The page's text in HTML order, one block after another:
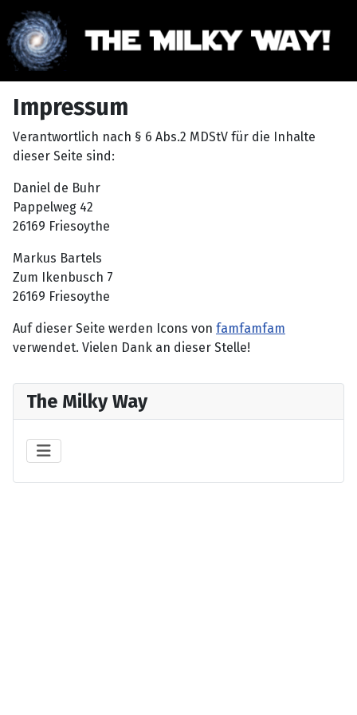
The Milky Way
Impressum
Verantwortlich nach § 6 Abs.2 MDStV für die Inhalte
dieser Seite sind:
Daniel de Buhr
Pappelweg 42
26169 Friesoythe
Markus Bartels
Zum Ikenbusch 7
26169 Friesoythe
Auf dieser Seite werden Icons von famfamfam
verwendet. Vielen Dank an dieser Stelle!